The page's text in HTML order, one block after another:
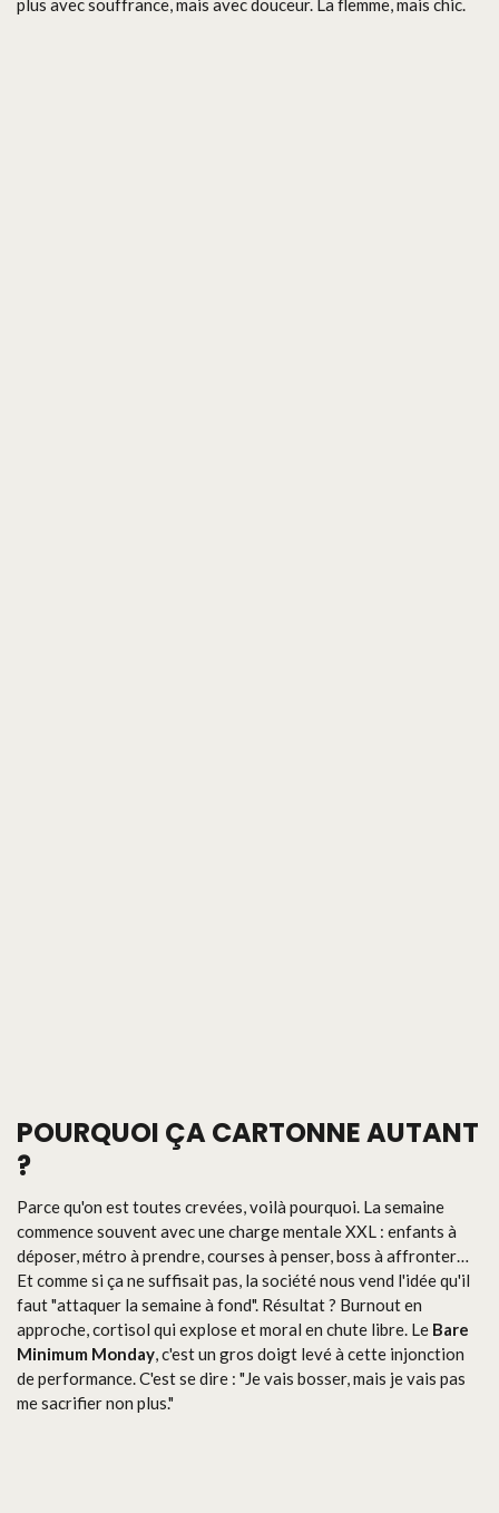
plus avec souffrance, mais avec douceur. La flemme, mais chic.
POURQUOI ÇA CARTONNE AUTANT
?
Parce qu'on est toutes crevées, voilà pourquoi. La semaine
commence souvent avec une charge mentale XXL : enfants à
déposer, métro à prendre, courses à penser, boss à affronter…
Et comme si ça ne suffisait pas, la société nous vend l'idée qu'il
faut "attaquer la semaine à fond". Résultat ? Burnout en
approche, cortisol qui explose et moral en chute libre. Le Bare
Minimum Monday, c'est un gros doigt levé à cette injonction
de performance. C'est se dire : "Je vais bosser, mais je vais pas
me sacrifier non plus."